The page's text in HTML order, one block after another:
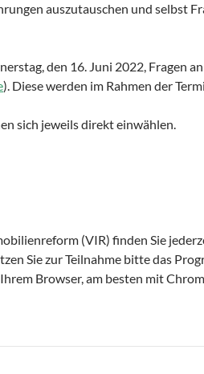
auszutauschen und selbst
den 16. Juni 2022, Fragen
). Diese werden im Rahmen der
sich jeweils direkt einwählen.
(VIR) finden Sie
Sie zur Teilnahme bitte das
Browser, am besten mit